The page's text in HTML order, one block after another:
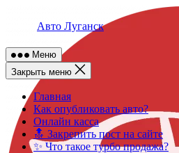
Авто Луганск
Меню
Закрыть меню
Главная
Как опубликовать авто?
Онлайн касса
🔝 Закрепить пост на сайте
✨ Что такое турбо продажа?